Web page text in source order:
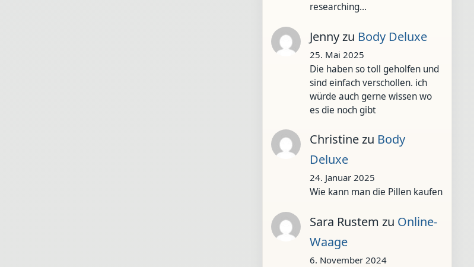
researching…
Jennyzu Body Deluxe
25. Mai 2025
Die haben so toll geholfen und
sind einfach verschollen. ich
würde auch gerne wissen wo
es die noch gibt
Christinezu Body
Deluxe
24. Januar 2025
Wie kann man die Pillen kaufen
Sara Rustem zu Online-
Waage
6. November 2024